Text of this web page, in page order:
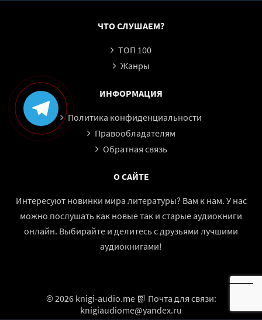
ЧТО СЛУШАЕМ?
ТОП 100
Жанры
ИНФОРМАЦИЯ
Политика конфиденциальности
Правообладателям
Обратная связь
О САЙТЕ
Интересуют новинки мира литературы? Вам к нам. У нас
можно послушать как новые так и старые аудиокниги
онлайн. Выбирайте и делитесь с друзьями лучшими
аудиокнигами!
© 2026 knigi-audio.me 📗 Почта для связи:
knigiaudiome@yandex.ru